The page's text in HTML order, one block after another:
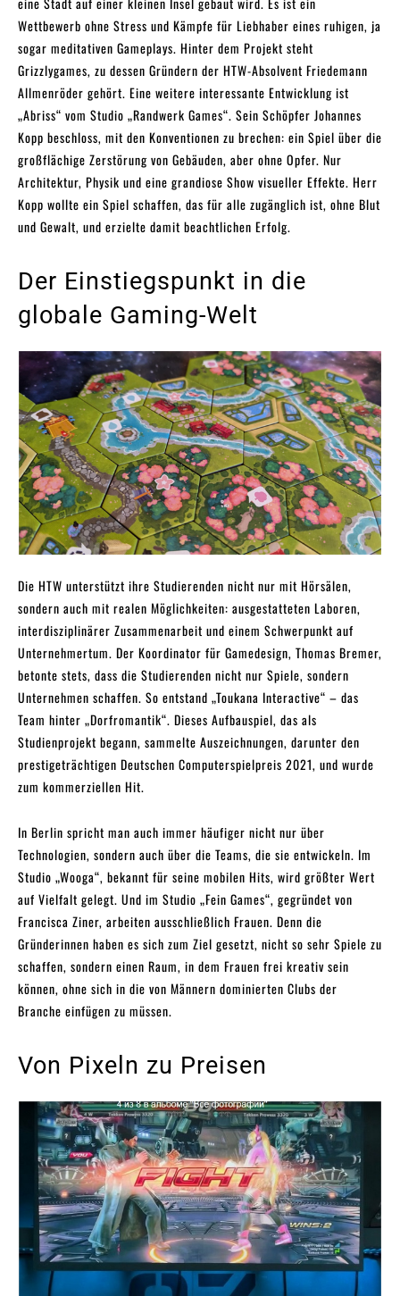
Wettbewerb ohne Stress und Kämpfe für Liebhaber eines ruhigen, ja
sogar meditativen Gameplays. Hinter dem Projekt steht
Grizzlygames, zu dessen Gründern der HTW-Absolvent Friedemann
Allmenröder gehört. Eine weitere interessante Entwicklung ist
„Abriss“ vom Studio „Randwerk Games“. Sein Schöpfer Johannes
Kopp beschloss, mit den Konventionen zu brechen: ein Spiel über die
großflächige Zerstörung von Gebäuden, aber ohne Opfer. Nur
Architektur, Physik und eine grandiose Show visueller Effekte. Herr
Kopp wollte ein Spiel schaffen, das für alle zugänglich ist, ohne Blut
und Gewalt, und erzielte damit beachtlichen Erfolg.
Der Einstiegspunkt in die
globale Gaming-Welt
Die HTW unterstützt ihre Studierenden nicht nur mit Hörsälen,
sondern auch mit realen Möglichkeiten: ausgestatteten Laboren,
interdisziplinärer Zusammenarbeit und einem Schwerpunkt auf
Unternehmertum. Der Koordinator für Gamedesign, Thomas Bremer,
betonte stets, dass die Studierenden nicht nur Spiele, sondern
Unternehmen schaffen. So entstand „Toukana Interactive“ – das
Team hinter „Dorfromantik“. Dieses Aufbauspiel, das als
Studienprojekt begann, sammelte Auszeichnungen, darunter den
prestigeträchtigen Deutschen Computerspielpreis 2021, und wurde
zum kommerziellen Hit.
In Berlin spricht man auch immer häufiger nicht nur über
Technologien, sondern auch über die Teams, die sie entwickeln. Im
Studio „Wooga“, bekannt für seine mobilen Hits, wird größter Wert
auf Vielfalt gelegt. Und im Studio „Fein Games“, gegründet von
Francisca Ziner, arbeiten ausschließlich Frauen. Denn die
Gründerinnen haben es sich zum Ziel gesetzt, nicht so sehr Spiele zu
schaffen, sondern einen Raum, in dem Frauen frei kreativ sein
können, ohne sich in die von Männern dominierten Clubs der
Branche einfügen zu müssen.
Von Pixeln zu Preisen